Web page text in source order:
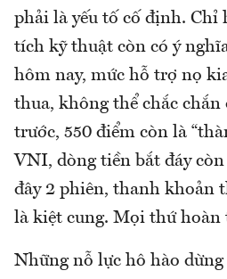
phải là yếu tố cố định. Chỉ
tích kỹ thuật còn có ý
hôm nay, mức hỗ trợ nọ
thua, không thể chắc chắn
trước, 550 điểm còn là
VNI, dòng tiền bắt đáy
đây 2 phiên, thanh khoản
là kiệt cung. Mọi thứ hoàn
Những nỗ lực hô hào